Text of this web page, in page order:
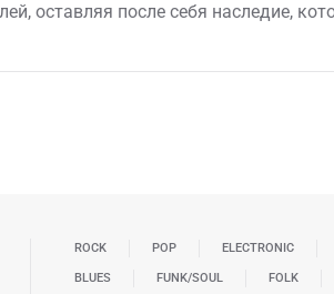
оставляя после себя наследие,
ROCK POP ELECTRONIC
BLUES FUNK/SOUL FOLK